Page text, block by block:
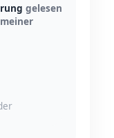
gelesen